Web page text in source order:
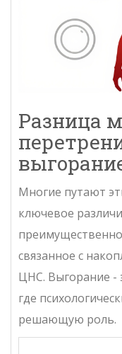
Разница
Многие путают
ключевое
связанное с
ЦНС. Выгорание -
где
решающую роль.